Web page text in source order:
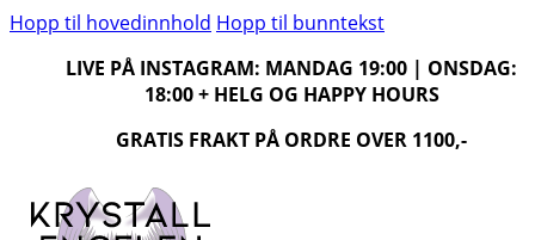
Hopp til hovedinnhold Hopp til bunntekst
LIVE PÅ INSTAGRAM: MANDAG 19:00 | ONSDAG:
18:00 + HELG OG HAPPY HOURS
GRATIS FRAKT PÅ ORDRE OVER 1100,-